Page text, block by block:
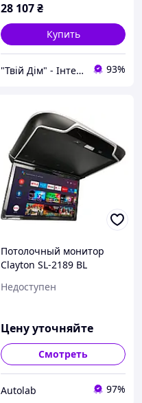
28 107₴
Купить
"Твій Дім" - Інтернет-гіпермаркет 93%
Потолочный монитор
Clayton SL-2189 BL
Недоступен
Цену уточняйте
Смотреть
Autolab 97%